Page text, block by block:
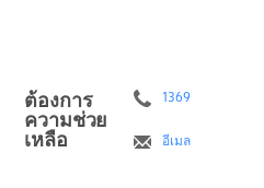
ต้องการ
ความช่วย
เหลือ
1369
อีเมล